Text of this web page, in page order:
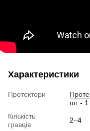
Характеристики
Протектори
шт- 1
Кількість
гравців
2–4